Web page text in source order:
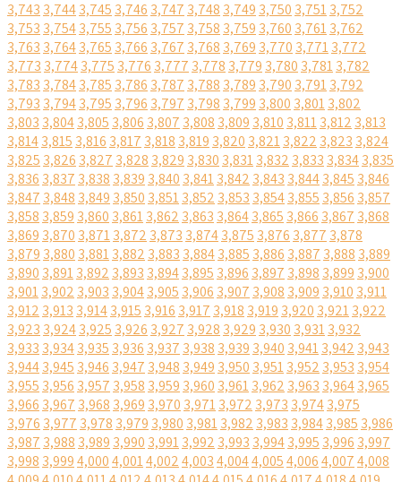
3,743 3,7443,745 3,746 3,747 3,748 3,749 3,750 3,7513,752
3,753 3,7543,755 3,756 3,757 3,758 3,759 3,760 3,7613,762
3,763 3,7643,765 3,766 3,767 3,768 3,769 3,770 3,7713,772
3,773 3,7743,775 3,776 3,777 3,778 3,779 3,780 3,7813,782
3,783 3,7843,785 3,786 3,787 3,788 3,789 3,790 3,7913,792
3,793 3,7943,795 3,796 3,797 3,798 3,799 3,800 3,8013,802
3,803 3,8043,805 3,806 3,807 3,808 3,809 3,810 3,8113,812 3,813
3,8143,815 3,816 3,817 3,818 3,819 3,820 3,8213,822 3,823 3,824
3,825 3,826 3,827 3,828 3,829 3,830 3,8313,832 3,833 3,8343,835
3,836 3,837 3,838 3,839 3,840 3,8413,842 3,843 3,8443,845 3,846
3,847 3,848 3,849 3,850 3,8513,852 3,853 3,8543,855 3,856 3,857
3,858 3,859 3,860 3,8613,862 3,863 3,8643,865 3,866 3,867 3,868
3,869 3,870 3,8713,872 3,873 3,8743,875 3,876 3,877 3,878
3,879 3,880 3,8813,882 3,883 3,8843,885 3,886 3,887 3,888 3,889
3,890 3,8913,892 3,893 3,8943,895 3,896 3,897 3,898 3,899 3,900
3,9013,902 3,903 3,9043,905 3,906 3,907 3,908 3,909 3,910 3,911
3,912 3,913 3,9143,915 3,916 3,917 3,918 3,919 3,920 3,9213,922
3,923 3,9243,925 3,926 3,927 3,928 3,929 3,930 3,9313,932
3,933 3,9343,935 3,936 3,937 3,938 3,939 3,940 3,9413,942 3,943
3,9443,945 3,946 3,947 3,948 3,949 3,950 3,9513,952 3,953 3,954
3,955 3,956 3,957 3,958 3,959 3,960 3,9613,962 3,963 3,9643,965
3,966 3,967 3,968 3,969 3,970 3,9713,972 3,973 3,9743,975
3,976 3,977 3,978 3,979 3,980 3,9813,982 3,983 3,9843,985 3,986
3,987 3,988 3,989 3,990 3,9913,992 3,993 3,9943,995 3,996 3,997
3,998 3,9994,0004,0014,0024,0034,0044,0054,0064,0074,008